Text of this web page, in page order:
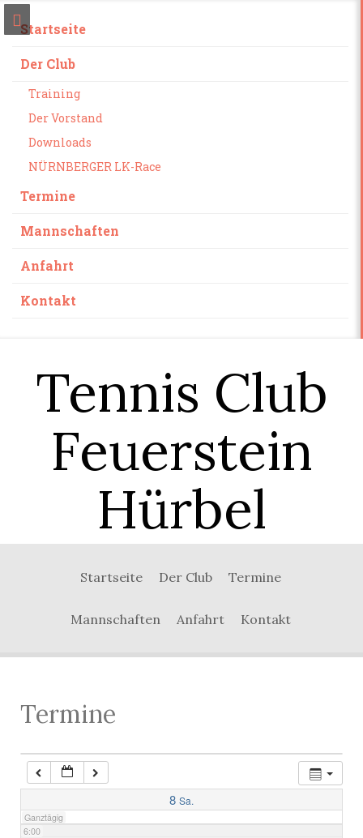
Startseite
Der Club
Training
Der Vorstand
Downloads
NÜRNBERGER LK-Race
Termine
Mannschaften
Anfahrt
Kontakt
Tennis Club
Feuerstein
Hürbel
Startseite Der Club Termine
Mannschaften Anfahrt Kontakt
Termine
8 Sa.
Ganztägig
5:00
6:00